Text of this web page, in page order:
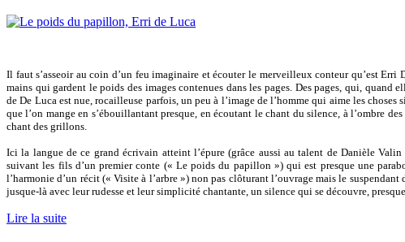
Il faut s’asseoir au coin d’un feu imaginaire et écouter le merveilleux conteur qu’est
mains qui gardent le poids des images contenues dans les pages. Des pages, qui, quand
de De Luca est nue, rocailleuse parfois, un peu à l’image de l’homme qui aime les choses
que l’on mange en s’ébouillantant presque, en écoutant le chant du silence, à l’ombre
chant des grillons.
Ici la langue de ce grand écrivain atteint l’épure (grâce aussi au talent de Danièle
suivant les fils d’un premier conte (« Le poids du papillon ») qui est presque une
l’harmonie d’un récit (« Visite à l’arbre ») non pas clôturant l’ouvrage mais le
jusque-là avec leur rudesse et leur simplicité chantante, un silence qui se découvre,
Lire la suite